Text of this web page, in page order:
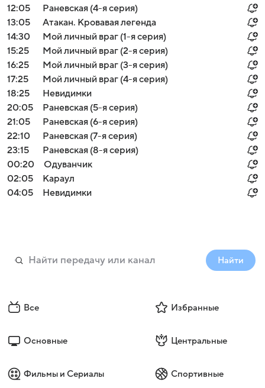
12:05
Раневская (4-я серия)
13:05
Атакан. Кровавая легенда
14:30
Мой личный враг (1-я серия)
15:25
Мой личный враг (2-я серия)
16:25
Мой личный враг (3-я серия)
17:25
Мой личный враг (4-я серия)
18:25
Невидимки
20:05
Раневская (5-я серия)
21:05
Раневская (6-я серия)
22:10
Раневская (7-я серия)
23:15
Раневская (8-я серия)
00:20
Одуванчик
02:05
Караул
04:05
Невидимки
Найти
Все Избранные
Основные Центральные
Фильмы и Сериалы Спортивные